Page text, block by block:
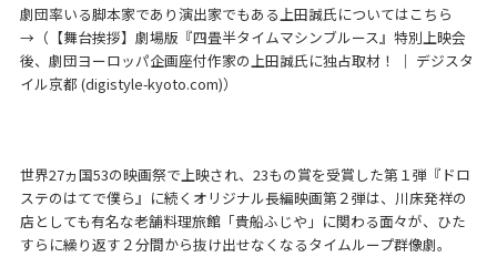
劇団率いる脚本家であり演出家でもある上田誠氏についてはこちら
→（ 【舞台挨拶】劇場版『四畳半タイムマシンブルース』特別上映会
後、劇団ヨーロッパ企画座付作家の上田誠氏に独占取材！ ｜ デジスタ
イル京都 (digistyle-kyoto.com)）
世界27ヵ国53の映画祭で上映され、23もの賞を受賞した第１弾『ドロ
ステのはてで僕ら』に続くオリジナル長編映画第２弾は、川床発祥の
店としても有名な老舗料理旅館「貴船ふじや」に関わる面々が、ひた
すらに繰り返す２分間から抜け出せなくなるタイムループ群像劇。